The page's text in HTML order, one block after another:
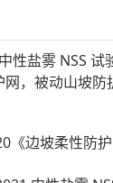
性盐雾 NSS
，被动山坡
《边坡柔性防